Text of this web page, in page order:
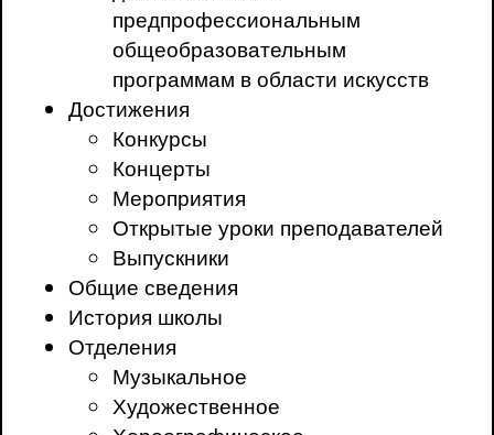
предпрофессиональным
общеобразовательным
программам в области искусств
Достижения
Конкурсы
Концерты
Мероприятия
Открытые уроки преподавателей
Выпускники
Общие сведения
История школы
Отделения
Музыкальное
Художественное